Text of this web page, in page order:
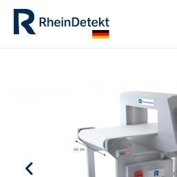
SOLUCIONES
CONTACTO